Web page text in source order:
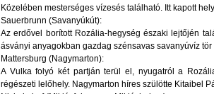
Közelében mesterséges vízesés található. Itt kapott
Sauerbrunn (Savanyúkút):
Az erdővel borított Rozália-hegység északi lejtőjén
ásványi anyagokban gazdag szénsavas savanyúvíz
Mattersburg (Nagymarton):
A Vulka folyó két partján terül el, nyugatról a
régészeti lelőhely. Nagymarton híres szülötte Kitaibel